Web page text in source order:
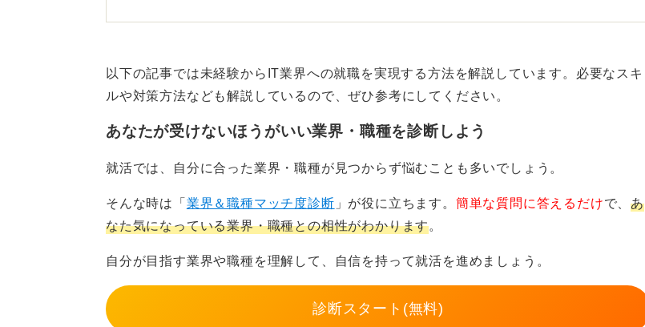
評価を最大化する鍵は、資格名ではなく現場行動への翻訳をいかにおこなうかで
トをGitHubやポートフォリオに整理し、どの知識を、どの課題解決に使ったか
を可視化します。
たとえば「基本情報の学習で計算量を意識し、◯◯の処理を二重ループから辞書
実務へ橋が架かります。
未経験エンジニア志望なら、資格と並走でHTML/CSS/JSの基礎とGit/Issue運
以下の記事では未経験からIT業界への就職を実現する方法を解説しています。必要なスキ
ルや対策方法なども解説しているので、ぜひ参考にしてください。
あなたが受けないほうがいい業界・職種を診断しよう
就活では、自分に合った業界・職種が見つからず悩むことも多いでしょう。
そんな時は「 業界＆職種マッチ度診断 」が役に立ちます。 簡単な質問に答えるだけで、あ
なた気になっている業界・職種との相性がわかります。
自分が目指す業界や職種を理解して、自信を持って就活を進めましょう。
診断スタート(無料)